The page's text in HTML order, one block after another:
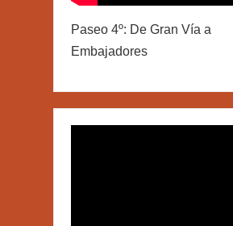
Paseo 4º: De Gran Vía a
Embajadores